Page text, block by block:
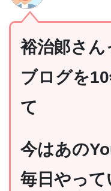
裕治郞さん
ブログを
て
今はあの
毎日やって